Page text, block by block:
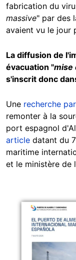
fabrication du
massive" par des
avaient vu le jour
La diffusion de
évacuation "mise
s'inscrit donc
Une recherche
remonter à la
port espagnol
article datant du
maritime
et le ministère de
Image